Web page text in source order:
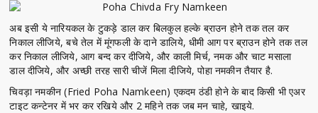
अब इसी ये नारियकल के टुकड़े डाल कर बिलकुल हल्के ब्राउन होने तक तल कर
निकाल लीजिये, बचे तेल में मूंगफली के दाने डालिये, धीमी आग पर ब्राउन होने तक तल
कर निकाल लीजिये, आग बन्द कर दीजिये, और काली मिर्च, नमक और चाट मसाला
डाल दीजिये, और अच्छी तरह सारी चीजें मिला दीजिये, पोहा नमकीन तैयार है.
चिवड़ा नमकीन (Fried Poha Namkeen) एकदम ठंडी होने के बाद किसी भी एअर
टाइट कन्टेनर में भर कर रखिये और 2 महिने तक जब मन चाहे, खाइये.